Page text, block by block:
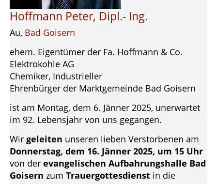
Hoffmann Peter, Dipl.- Ing.
Au, Bad Goisern
ehem. Eigentümer der Fa. Hoffmann & Co.
Elektrokohle AG
Chemiker, Industrieller
Ehrenbürger der Marktgemeinde Bad Goisern
ist am Montag, dem 6. Jänner 2025, unerwartet
im 92. Lebensjahr von uns gegangen.
Wir geleiten unseren lieben Verstorbenen am
Donnerstag, dem 16. Jänner 2025, um 15 Uhr
von der evangelischen Aufbahrungshalle Bad
Goisern zum Trauergottesdienst in die